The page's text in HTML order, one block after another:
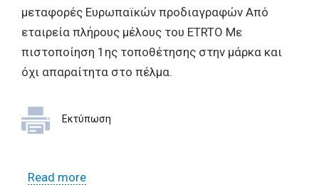
μεταφορές Ευρωπαϊκών προδιαγραφών Από
εταιρεία πλήρους μέλους του ETRTO Με
πιστοποίηση 1ης τοποθέτησης στην μάρκα και
όχι απαραίτητα στο πέλμα.
Εκτύπωση
Read moreabout ΠΡΟΣΚΛΗΣΗ ΥΠΟΒΟΛΗΣ